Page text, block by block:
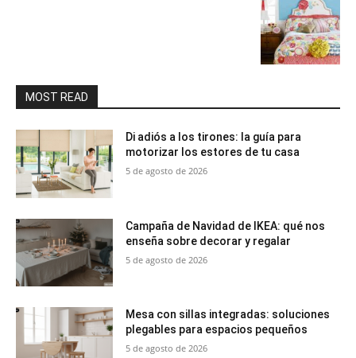
MOST READ
Di adiós a los tirones: la guía para
motorizar los estores de tu casa
5 de agosto de 2026
Campaña de Navidad de IKEA: qué nos
enseña sobre decorar y regalar
5 de agosto de 2026
Mesa con sillas integradas: soluciones
plegables para espacios pequeños
5 de agosto de 2026